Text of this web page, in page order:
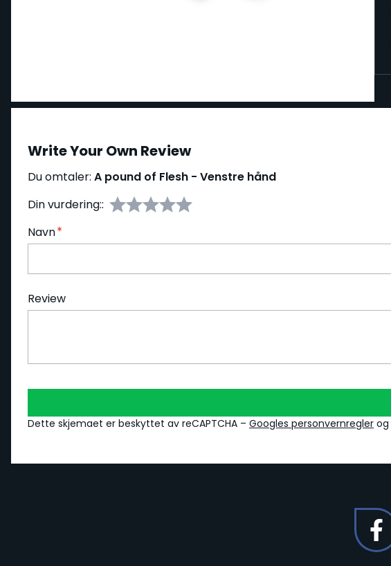
Write Your Own Review
Du omtaler: A pound of Flesh - Venstre hånd
Din vurdering::
Navn
Review
Dette skjemaet er beskyttet av reCAPTCHA – Googles personvernregler og